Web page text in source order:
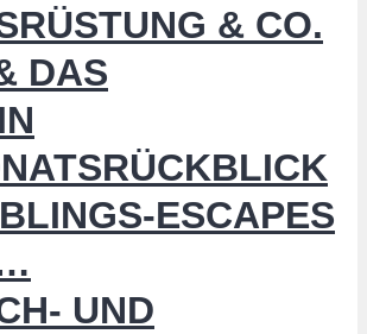
& CO.
DAS
ESCAPES
UND